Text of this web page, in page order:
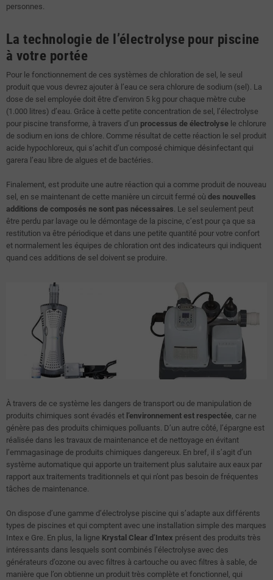
personnes.
La technologie de l’électrolyse pour piscine
à votre portée
Pour le fonctionnement de ces systèmes de chloration de sel, le seul
produit que vous devrez ajouter à l’eau ce sera chlorure de sodium (sel). La
dose de sel employée doit être d’environ 5 kg pour chaque mètre cube
(1.000 litres) d’eau. Grâce à cette petite concentration de sel, l’électrolyse
pour piscine transforme, à travers d’un processus de électrolyse le chlorure
de sodium en ions de chlore. Comme résultat de cette réaction le sel produit
acide hypochloreux, qui s’achit d’un composé chimique désinfectant qui
garera l’eau libre de algues et de bactéries.
Finalement, est produite une autre réaction qui a comme produit de nouveau
sel, en se maintenant de cette manière un circuit fermé où des nouvelles
additions de composés ne sont pas nécessaires. Le sel seulement peut
être perdu par lavage ou le démontage de la piscine, c’est pour ça que sa
restitution va être périodique et dans une petite quantité pour votre confort
et normalement les équipes de chloration ont des indicateurs qui indiquent
quand ces additions de sel doivent se produire.
À travers de ce système les dangers de transport ou de manipulation de
produits chimiques sont évadés et l’environnement est respectée, car ne
génère pas des produits chimiques polluants. D’un autre côté, l’épargne est
réalisée dans les travaux de maintenance et de nettoyage en évitant
l’emmagasinage de produits chimiques dangereux. En bref, il s’agit d’un
système automatique qui apporte un traitement plus salutaire aux eaux par
rapport aux traitements traditionnels et qui n’ont pas besoin de fréquentes
tâches de maintenance.
On dispose d’une gamme d’électrolyse piscine qui s’adapte aux différents
types de piscines et qui comptent avec une installation simple des marques
Intex e Gre. En plus, la ligne Krystal Clear d’Intex présent des produits très
intéressants dans lesquels sont combinés l’électrolyse avec des
générateurs d’ozone ou avec filtres à cartouche ou avec filtres à sable, de
manière que l’on obtienne un produit très complète et fonctionnel, qui